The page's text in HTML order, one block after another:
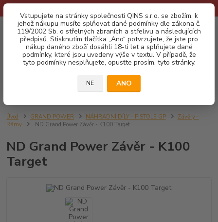
Vstupujete na stránky společnosti QINS s.r.o. se zbožím, k
jehož nákupu musíte splňovat dané podmínky dle zákona č.
119/2002 Sb. o střelných zbraních a střelivu a následujících
předpisů. Stisknutím tlačítka „Ano“ potvrzujete, že jste pro
nákup daného zboží dosáhli 18-ti let a splňujete dané
podmínky, které jsou uvedeny výše v textu. V případě, že
tyto podmínky nesplňujete, opusťte prosím, tyto stránky.
NE ANO
Menu
CZK 0
za0,00 Kč
Úvod GRAND POWER NÁHRADNÍ DÍLY - PISTOLE GP
Závěry -
Rámy
ND Grand Power Závěr - K100 Target
ND Grand Power Závěr - K100
Target